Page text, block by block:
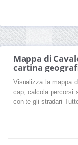
Mappa di
cartina
Visualizza la mappa
cap, calcola percorsi
con te gli stradari